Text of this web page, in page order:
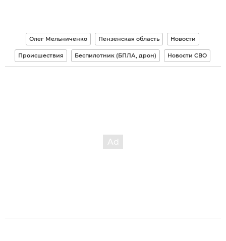
Олег Мельниченко Пензенская область Новости
Происшествия Беспилотник (БПЛА, дрон) Новости СВО